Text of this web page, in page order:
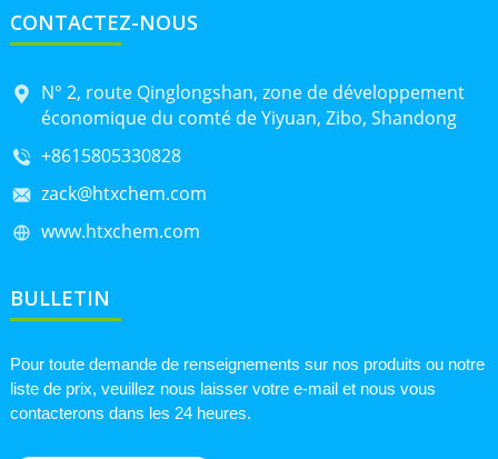
CONTACTEZ-NOUS
N° 2, route Qinglongshan, zone de développement
économique du comté de Yiyuan, Zibo, Shandong
+8615805330828
zack@htxchem.com
www.htxchem.com
BULLETIN
Pour toute demande de renseignements sur nos produits ou notre
liste de prix, veuillez nous laisser votre e-mail et nous vous
contacterons dans les 24 heures.